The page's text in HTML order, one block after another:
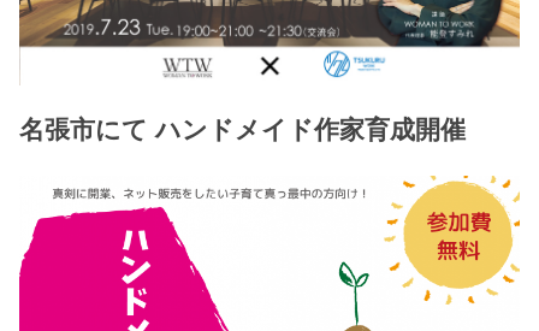
名張市にて ハンドメイド作家育成開催